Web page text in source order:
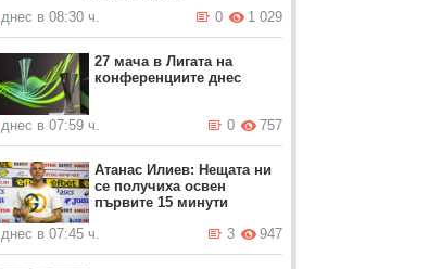
днес в 08:30 ч.
1 029
0
27 мача в Лигата на
конференциите днес
днес в 07:59 ч. 757
0
Атанас Илиев: Нещата ни
се получиха освен
първите 15 минути
днес в 07:45 ч.
947
3